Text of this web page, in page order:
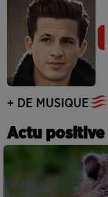
+ DE MUSIQUE
Actu positive